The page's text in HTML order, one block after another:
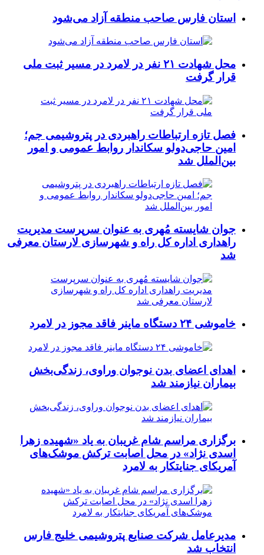
استان فارس صاحب منطقه آزاد می‌شود
محل شهادت ۲۱ نفر در لامرد در مسیر ثبت ملی
قرار گرفت
فصل تازه ارتباطات راهبردی در پتروشیمی جم؛
امین حاجی‌دولو سکاندار روابط عمومی و امور
بین‌الملل شد
جوان شایسته مُهری به عنوان سرپرست مدیریت
راهداری اداره کل راه و شهرسازی لارستان معرفی
شد
خاموشی ۲۴ دستگاه ماینر فاقد مجوز در لامرد
اهدای اعضای بدن نوجوان وراوی، زندگی‌بخش
بیماران نیازمند شد
برگزاری مراسم شام غریبان به یاد «شهیده زهرا
اسدی نژاد» در محل اصابت ترکش موشک‌های
آمریکای جنایتکار به لامرد
مدیرعامل شرکت صنایع پتروشیمی خلیج فارس
انتخاب شد